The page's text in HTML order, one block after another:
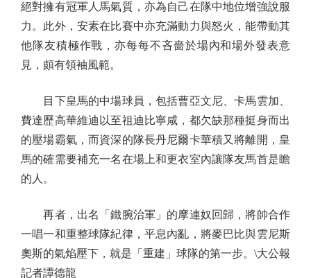
絕對擁有冠軍人馬氣質，亦為自己在隊中地位增強說服
力。此外，安素在比賽中亦充滿動力與怒火，能帶動其
他隊友積極作戰，亦每每不吝嗇於場內和場外發表意
見，頗有領袖風範。
目下皇馬的中場球員，包括曹亞文尼、卡馬雲加、
費達歷高華維迪以至祖迪比寧咸，都欠缺那種挺身而出
的壓場霸氣，而資深的隊長丹尼爾卡華積又將離開，皇
馬的確需要補充一名在場上和更衣室內讓隊友馬首是瞻
的人。
再者，出名「鐵腕治軍」的摩連奴回歸，將帥合作
一唱一和重整球隊紀律，平息內亂，將麥巴比與雲尼斯
奧斯的氣焰壓下，就是「重建」球隊的第一步。\大公報
記者譚德龍